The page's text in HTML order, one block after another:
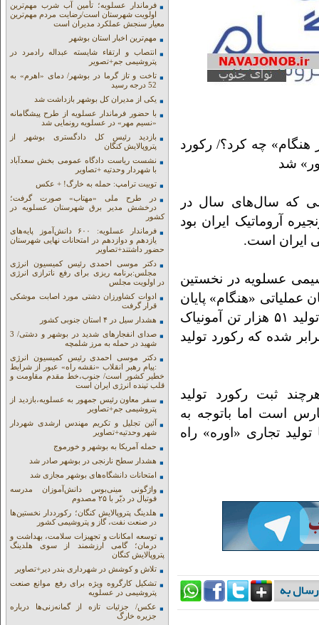
چه کرد؟/ رکورد
که سال‌های سال در
آروماتیک ایران بود
ایران است.
شیمی عسلویه در نخستین
«آمونیاک» به بیش از ۶ ماه زیان عملیاتی «هنگام» پایان
داد و به استناد گزارش‌های رسمی مهر امسال با تولید ۵۱ هزار تن آمونیاک
با ۲۵ هزار تن شهریور نه تنها تولید ۲ برابر شده که رکورد تولید
ثبت رکورد تولید
است اما باتوجه به
تجاری «اوره» راه
فرماندار عسلویه؛ تأمین آب شرب مهم‌ترین
اولویت شهرستان است/رضایت مردم مهم‌ترین
معیار سنجش عملکرد مدیران است
مهم‌ترین اخبار استان بوشهر
انتصاب و ارتقاء شایسته عبداله رادمرد در
پتروشیمی جم+تصویر
تاخت و تاز گرما در بوشهر/ دمای «اهرم» به
52 درجه رسید
یکی از مدیران کل بوشهر بازداشت شد
با حضور فرماندار عسلویه از طرح پیشگامانه
«نسیم مهر» در عسلویه رونمایی شد
بازدید رئیس کل دادگستری بوشهر از
پتروپالایش کنگان
نشست ریاست دادگاه عمومی بخش سعدآباد
با شهردار وحدتیه +تصاویر
توییت ترامپ: حمله به خارگ! + عکس
در طرح ملی «مهتاب» صورت گرفت؛
درخشش مدیر برق شهرستان عسلویه در
کشور
فرماندار عسلویه: ۶۰۰ دانش‌آموز پایه‌های
یازدهم و دوازدهم در امتحانات نهایی شهرستان
حضور داشتند+تصاویر
دکتر موسی احمدی رئیس کمیسیون انرژی
مجلس:برنامه ریزی برای رفع ناترازی انرژی
در اولویت مجلس
ادوات کشاورزان دشتی مورد اصابت موشکی
قرار گرفت
هشدار سیل در ۴ استان جنوبی کشور
صدای انفجارهای شدید در بوشهر و دشتی/ 3
شهید در حمله به مرز شلمچه
دکتر موسی احمدی رئیس کمیسیون انرژی
:پیام رهبر انقلاب «نقشه راه» عبور از شرایط
خطیر کشور است/ جنوب،خط مقدم مقاومت و
قلب تپنده انرژی ایران است
سفر معاون رئیس جمهور به عسلویه،بازدید از
پتروشیمی جم+تصاویر
آئین تجلیل و تکریم مهندس ارشدی شهردار
شهر وحدتیه+تصاویر
حمله آمریکا به بوشهر و خورموج
هشدار سطح نارنجی در بوشهر صادر شد
امتحانات دانشگاه‌های بوشهر مجازی شد
واژگونی مینی‌بوس دانش‌آموزان مدرسه
فوتبال در دیّر با ۲۵ مصدوم
هلدینگ پتروپالایش کنگان؛ رکورددار نخستین‌ها
در صنعت نفت، گاز و پتروشیمی کشور
توسعه امکانات و تجهیزات سلامت، بهداشت و
درمان؛ گامی ارزشمند از سوی هلدینگ
پتروپالایش کنگان
تلاش و کوشش در شهرداری بندر دیر+تصاویر
تشکیل کارگروه ویژه برای رفع موانع صنعت
پتروشیمی در عسلویه
عکس/ جزئیات تازه از گمانه‌زنی‌ها درباره
جزیره خارگ